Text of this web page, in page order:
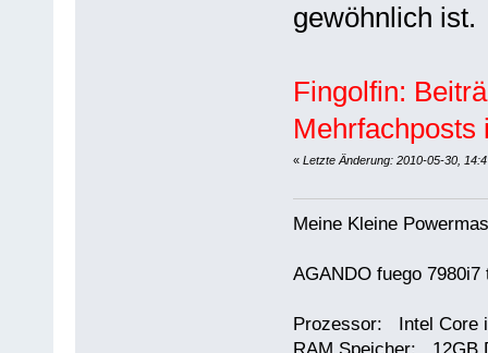
gewöhnlich ist.
Fingolfin:
Mehrfachposts
« Letzte Änderung: 2010-05-30,
Meine Kleine
AGANDO fuego 7980i7
Prozessor: Intel Core